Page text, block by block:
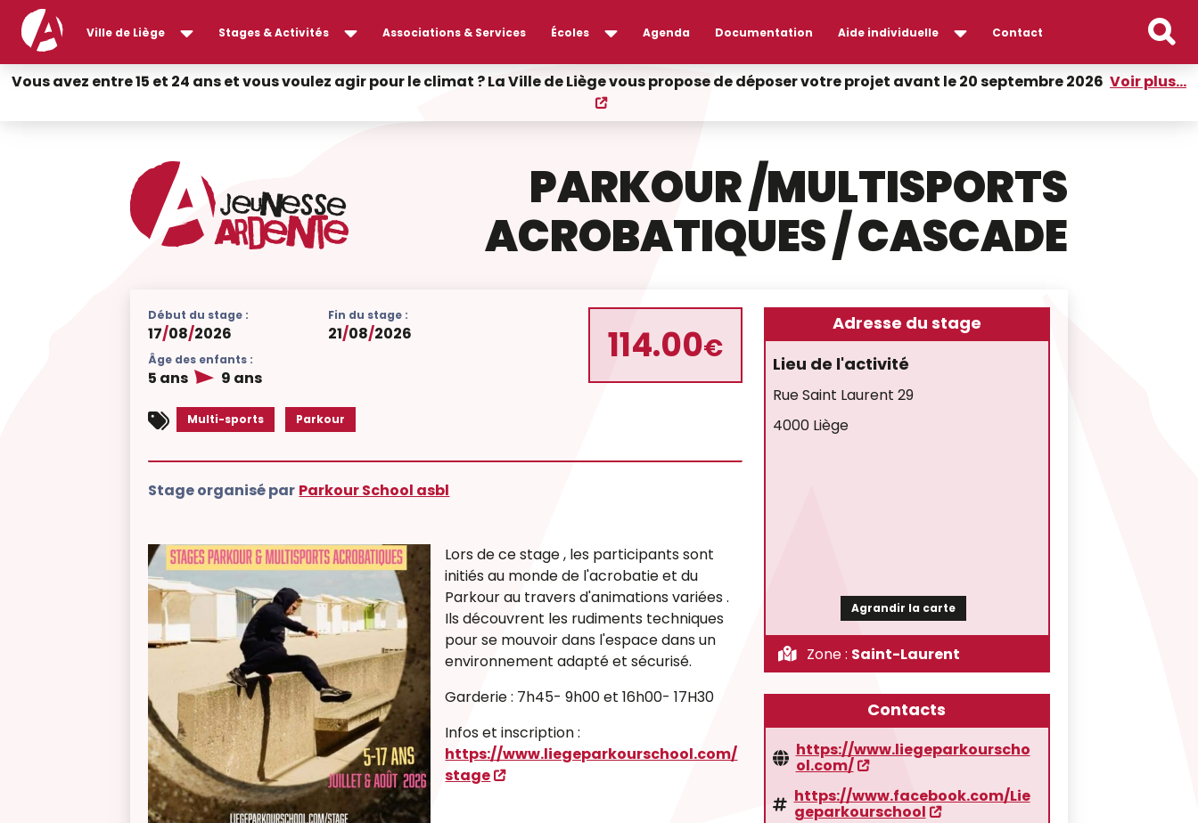
Ville de Liège Stages & Activités Associations & Services Écoles Agenda Documentation Aide individuelle Contact
Vous avez entre 15 et 24 ans et vous voulez agir pour le climat ? La Ville de Liège vous propose de déposer votre projet avant le 20 septembre 2026 Voir plus...
PARKOUR /MULTISPORTS
ACROBATIQUES / CASCADE
Début du stage :
17/08/2026
Fin du stage :
21/08/2026
Âge des enfants :
5 ans 9 ans
Multi-sports Parkour
114.00€
Stage organisé par Parkour School asbl
Lors de ce stage , les participants sont
initiés au monde de l'acrobatie et du
Parkour au travers d'animations variées .
Ils découvrent les rudiments techniques
pour se mouvoir dans l'espace dans un
environnement adapté et sécurisé.
Garderie : 7h45- 9h00 et 16h00- 17H30
Infos et inscription :
https://www.liegeparkourschool.com/
stage
Adresse du stage
Lieu de l'activité
Rue Saint Laurent 29
4000 Liège
Agrandir la carte
Zone : Saint-Laurent
Contacts
https://www.liegeparkourscho
ol.com/
https://www.facebook.com/Lie
geparkourschool